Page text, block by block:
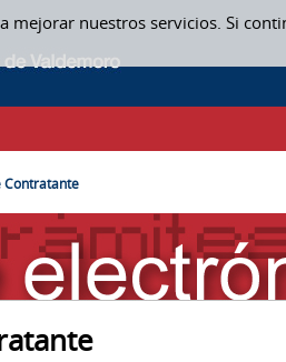
mejorar nuestros servicios. Si
Contratante